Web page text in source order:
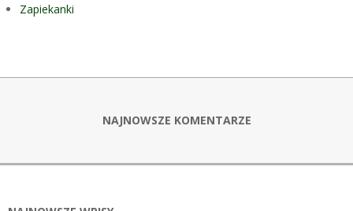
Zapiekanki
NAJNOWSZE KOMENTARZE